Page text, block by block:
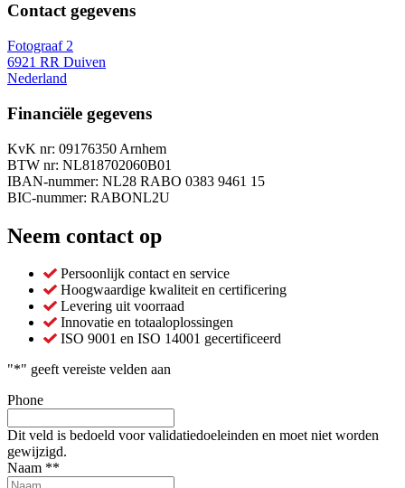
Contact gegevens
Fotograaf 2
6921 RR Duiven
Nederland
Financiële gegevens
KvK nr: 09176350 Arnhem
BTW nr: NL818702060B01
IBAN-nummer: NL28 RABO 0383 9461 15
BIC-nummer: RABONL2U
Neem contact op
Persoonlijk contact en service
Hoogwaardige kwaliteit en certificering
Levering uit voorraad
Innovatie en totaaloplossingen
ISO 9001 en ISO 14001 gecertificeerd
"*" geeft vereiste velden aan
Phone
Dit veld is bedoeld voor validatiedoeleinden en moet niet worden
gewijzigd.
Naam **